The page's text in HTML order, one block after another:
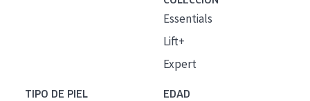
Essentials
Lift+
Expert
TIPO DE PIEL EDAD